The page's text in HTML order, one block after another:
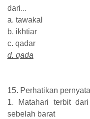
dari...
a. tawakal
b. ikhtiar
c. qadar
d. qada
15. Perhatikan
1. Matahari terbit
sebelah barat